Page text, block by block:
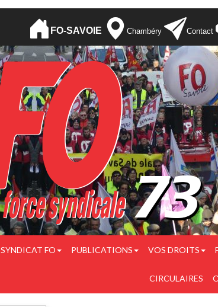
FO-SAVOIE Chambéry Contact
SYNDICAT FO PUBLICATIONS VOS DROITS
CIRCULAIRES